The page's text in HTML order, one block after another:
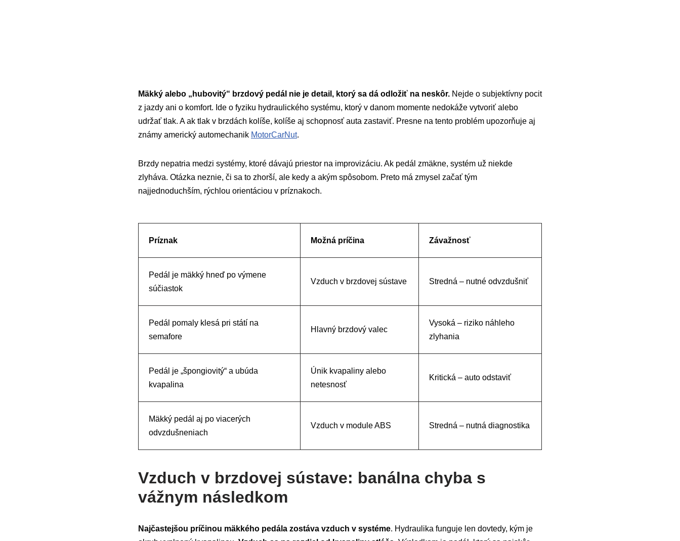
Mäkký alebo „hubovitý“ brzdový pedál nie je detail, ktorý sa dá odložiť na neskôr. Nejde o subjektívny pocit
z jazdy ani o komfort. Ide o fyziku hydraulického systému, ktorý v danom momente nedokáže vytvoriť alebo
udržať tlak. A ak tlak v brzdách kolíše, kolíše aj schopnosť auta zastaviť. Presne na tento problém upozorňuje aj
známy americký automechanik MotorCarNut.
Brzdy nepatria medzi systémy, ktoré dávajú priestor na improvizáciu. Ak pedál zmäkne, systém už niekde
zlyháva. Otázka neznie, či sa to zhorší, ale kedy a akým spôsobom. Preto má zmysel začať tým
najjednoduchším, rýchlou orientáciou v príznakoch.
Príznak Možná príčina Závažnosť
Pedál je mäkký hneď po výmene
súčiastok
Vzduch v brzdovej sústave Stredná – nutné odvzdušniť
Pedál pomaly klesá pri státí na
semafore
Hlavný brzdový valec
Vysoká – riziko náhleho
zlyhania
Pedál je „špongiovitý“ a ubúda
kvapalina
Únik kvapaliny alebo
netesnosť
Kritická – auto odstaviť
Mäkký pedál aj po viacerých
odvzdušneniach
Vzduch v module ABS Stredná – nutná diagnostika
Vzduch v brzdovej sústave: banálna chyba s
vážnym následkom
Najčastejšou príčinou mäkkého pedála zostáva vzduch v systéme. Hydraulika funguje len dovtedy, kým je